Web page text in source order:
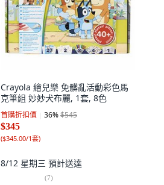
Crayola 繪兒樂 免髒亂活動彩色馬
克筆組 妙妙犬布麗, 1套, 8色
首購折扣價 36%$545
$345
($345.00/1套)
8/12 星期三 預計送達
(7)